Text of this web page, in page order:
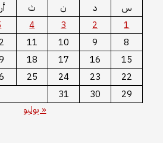
س
د ن ث
1
2
3
4
8
9
10
11
15
16
17
18
22
23
24
25
29
30
31
« يوليو